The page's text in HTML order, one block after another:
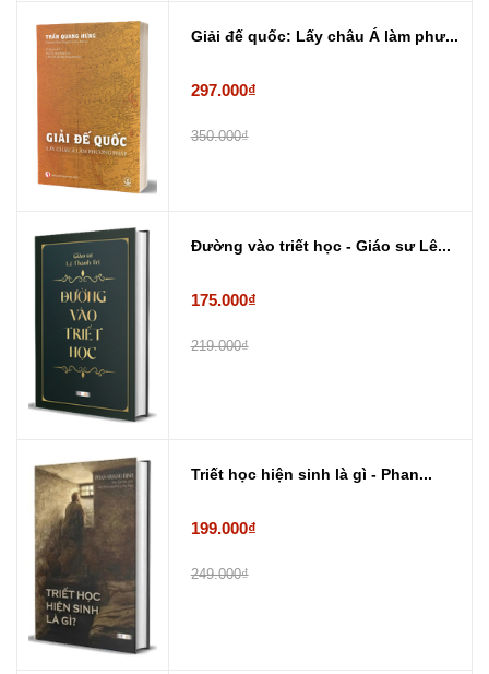
Giải đế quốc: Lấy châu Á làm phư...
297.000₫
350.000₫
Đường vào triết học - Giáo sư Lê...
175.000₫
219.000₫
Triết học hiện sinh là gì - Phan...
199.000₫
249.000₫